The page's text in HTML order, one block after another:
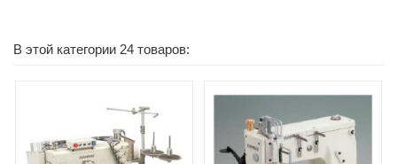
В этой категории 24 товаров: